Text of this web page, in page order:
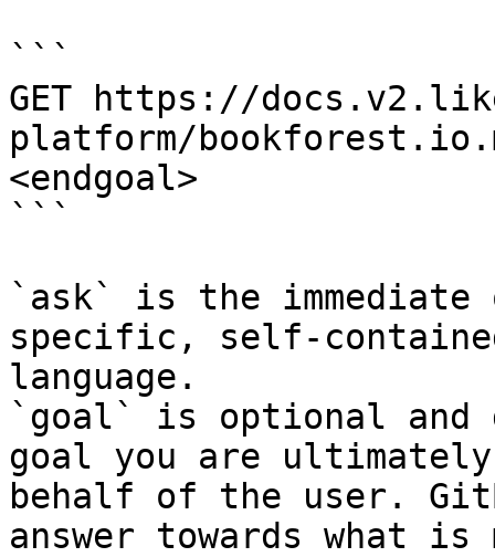
```
GET https://
platform/
<endgoal>
```
`ask` is the
specific, self-
language.
`goal` is optional and
goal you are
behalf of the user.
answer towards what